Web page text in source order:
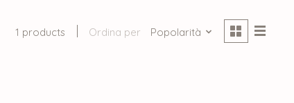
1 products Ordina per Popolarità